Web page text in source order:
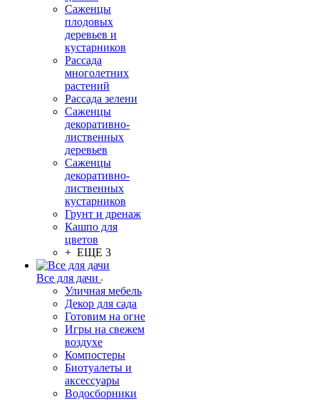
Саженцы
плодовых
деревьев и
кустарников
Рассада
многолетних
растений
Рассада зелени
Саженцы
декоративно-
лиственных
деревьев
Саженцы
декоративно-
лиственных
кустарников
Грунт и дренаж
Кашпо для
цветов
+ ЕЩЕ 3
Все для дачи
Уличная мебель
Декор для сада
Готовим на огне
Игры на свежем
воздухе
Компостеры
Биотуалеты и
аксессуары
Водосборники